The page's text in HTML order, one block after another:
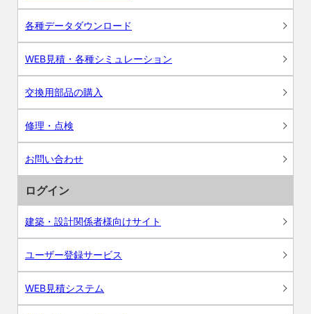
各種データダウンロード
WEB見積・各種シミュレーション
交換用部品の購入
修理・点検
お問い合わせ
ログイン
建築・設計関係者様向けサイト
ユーザー登録サービス
WEB見積システム